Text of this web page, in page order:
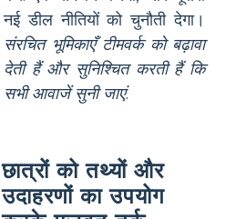
नई डील नीतियों को चुनौती देगा।
संरचित भूमिकाएँ टीमवर्क को बढ़ावा
देती हैं और सुनिश्चित करती हैं कि
सभी आवाजें सुनी जाएं.
छात्रों को तथ्यों और
उदाहरणों का उपयोग